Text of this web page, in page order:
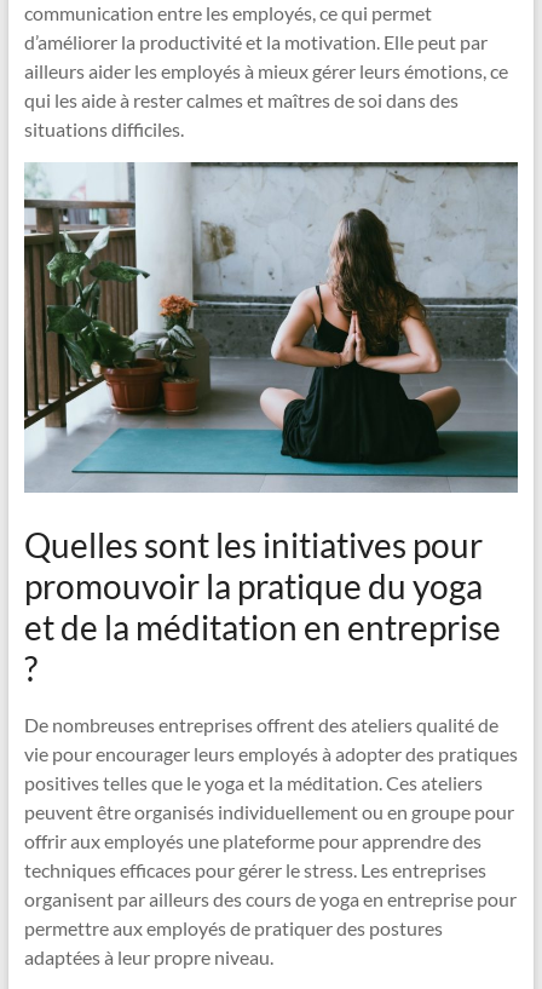
communication entre les employés, ce qui permet
d’améliorer la productivité et la motivation. Elle peut par
ailleurs aider les employés à mieux gérer leurs émotions, ce
qui les aide à rester calmes et maîtres de soi dans des
situations difficiles.
Quelles sont les initiatives pour
promouvoir la pratique du yoga
et de la méditation en entreprise
?
De nombreuses entreprises offrent des ateliers qualité de
vie pour encourager leurs employés à adopter des pratiques
positives telles que le yoga et la méditation. Ces ateliers
peuvent être organisés individuellement ou en groupe pour
offrir aux employés une plateforme pour apprendre des
techniques efficaces pour gérer le stress. Les entreprises
organisent par ailleurs des cours de yoga en entreprise pour
permettre aux employés de pratiquer des postures
adaptées à leur propre niveau.